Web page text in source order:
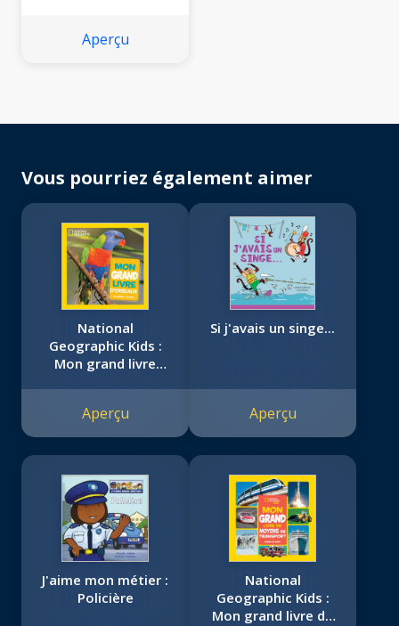
Aperçu
Vous pourriez également aimer
National
Geographic Kids :
Mon grand livre
Aperçu
Si j'avais un singe...
Aperçu
J'aime mon métier :
Policière
National
Geographic Kids :
Mon grand livre de